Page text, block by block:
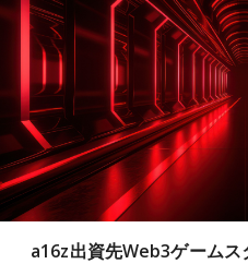
a16z出資先Web3ゲーム